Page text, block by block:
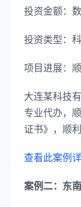
投资金额：
投资类型：
项目进展：顺
大连某科技
专业代办，
证书》，顺
查看此案例
案例二：东